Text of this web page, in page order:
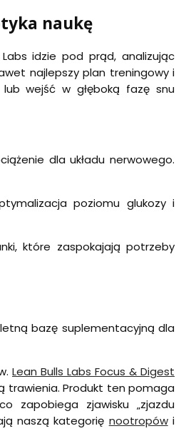
naukę
idzie pod prąd, analizując
najlepszy plan treningowy i
wejść w głęboką fazę snu
dla układu nerwowego.
poziomu glukozy i
które zaspokajają potrzeby
bazę suplementacyjną dla
Lean Bulls Labs Focus & Digest
trawienia. Produkt ten pomaga
zapobiega zjawisku „zjazdu
naszą kategorię nootropówi